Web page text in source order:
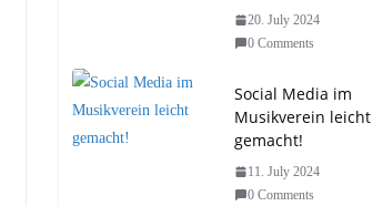
20. July 2024
0 Comments
Social Media im
Musikverein leicht
gemacht!
11. July 2024
0 Comments